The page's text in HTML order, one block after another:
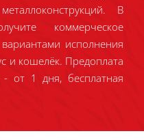
В
коммерческое
исполнения
и кошелёк. Предоплата
- от 1 дня, бесплатная